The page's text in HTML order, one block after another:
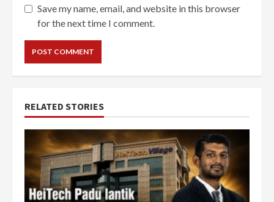
Save my name, email, and website in this browser
for the next time I comment.
RELATED STORIES